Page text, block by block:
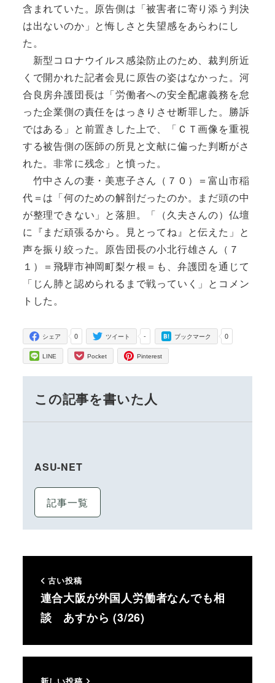
含まれていた。原告側は「被害者に寄り添う判決
は出ないのか」と悔しさと失望感をあらわにし
た。
新型コロナウイルス感染防止のため、裁判所近
くで開かれた記者会見に原告の姿はなかった。河
合良房弁護団長は「労働者への安全配慮義務を怠
った企業側の責任をはっきりさせ断罪した。勝訴
ではある」と前置きした上で、「ＣＴ画像を重視
する被告側の医師の所見と文献に偏った判断がさ
れた。非常に残念」と憤った。
竹中さんの妻・美恵子さん（７０）＝富山市稲
代＝は「何のための解剖だったのか。まだ頭の中
が整理できない」と落胆。「（久夫さんの）仏壇
に『まだ頑張るから。見とってね』と伝えた」と
声を振り絞った。原告団長の小北行雄さん（７
１）＝飛騨市神岡町梨ケ根＝も、弁護団を通じて
「じん肺と認められるまで戦っていく」とコメン
トした。
0
シェア -
ツイート 0
ブックマーク
LINE Pocket Pinterest
この記事を書いた人
ASU-NET
記事一覧
古い投稿
連合大阪が外国人労働者なんでも相
談 あすから (3/26)